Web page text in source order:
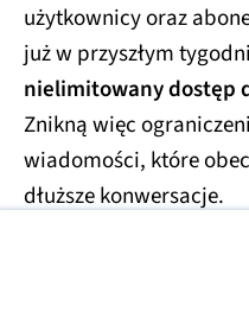
użytkownicy oraz
już w przyszłym
nielimitowany dostęp
Znikną więc
wiadomości, które
dłuższe konwersacje.